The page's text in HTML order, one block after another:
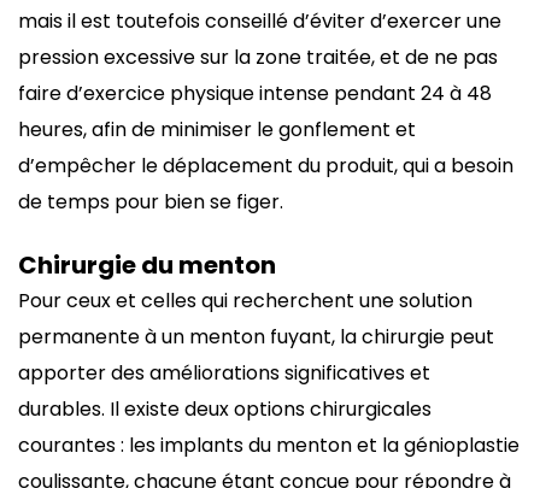
mais il est toutefois conseillé d’éviter d’exercer une
pression excessive sur la zone traitée, et de ne pas
faire d’exercice physique intense pendant 24 à 48
heures, afin de minimiser le gonflement et
d’empêcher le déplacement du produit, qui a besoin
de temps pour bien se figer.
Chirurgie du menton
Pour ceux et celles qui recherchent une solution
permanente à un menton fuyant, la chirurgie peut
apporter des améliorations significatives et
durables. Il existe deux options chirurgicales
courantes : les implants du menton et la génioplastie
coulissante, chacune étant conçue pour répondre à